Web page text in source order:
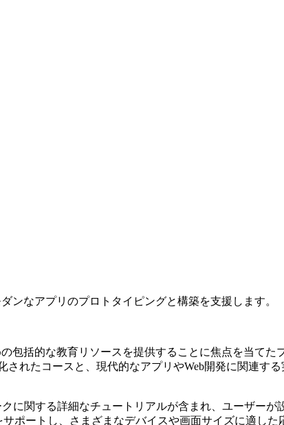
ンなアプリのプロトタイピングと構築を支援します。
包括的な教育リソースを提供することに焦点を当てた
れたコースと、現代的なアプリやWeb開発に関連す
関する詳細なチュートリアルが含まれ、ユーザーが
ポートし、さまざまなデバイスや画面サイズに適し